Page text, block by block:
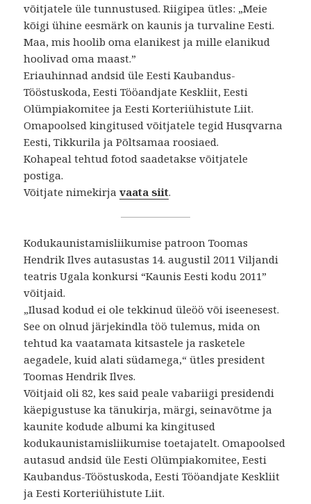
võitjatele üle tunnustused. Riigipea ütles: „Meie
kõigi ühine eesmärk on kaunis ja turvaline Eesti.
Maa, mis hoolib oma elanikest ja mille elanikud
hoolivad oma maast.”
Eriauhinnad andsid üle Eesti Kaubandus-
Tööstuskoda, Eesti Tööandjate Keskliit, Eesti
Olümpiakomitee ja Eesti Korteriühistute Liit.
Omapoolsed kingitused võitjatele tegid Husqvarna
Eesti, Tikkurila ja Põltsamaa roosiaed.
Kohapeal tehtud fotod saadetakse võitjatele
postiga.
Võitjate nimekirjavaata siit.
Kodukaunistamisliikumise patroon Toomas
Hendrik Ilves autasustas 14. augustil 2011 Viljandi
teatris Ugala konkursi “Kaunis Eesti kodu 2011”
võitjaid.
„Ilusad kodud ei ole tekkinud üleöö või iseenesest.
See on olnud järjekindla töö tulemus, mida on
tehtud ka vaatamata kitsastele ja rasketele
aegadele, kuid alati südamega,“ ütles president
Toomas Hendrik Ilves.
Võitjaid oli 82, kes said peale vabariigi presidendi
käepigustuse ka tänukirja, märgi, seinavõtme ja
kaunite kodude albumi ka kingitused
kodukaunistamisliikumise toetajatelt. Omapoolsed
autasud andsid üle Eesti Olümpiakomitee, Eesti
Kaubandus-Tööstuskoda, Eesti Tööandjate Keskliit
ja Eesti Korteriühistute Liit.